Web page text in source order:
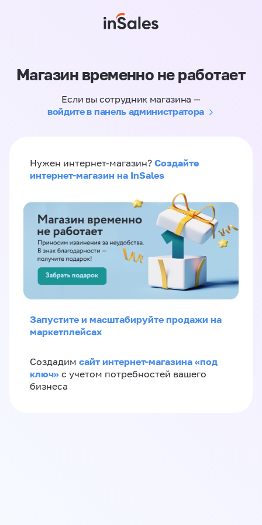
Магазин временно не работает
Если вы сотрудник магазина —
войдите в панель администратора
Нужен интернет-магазин? Создайте
интернет-магазин на InSales
Запустите и масштабируйте продажи на
маркетплейсах
Создадим сайт интернет-магазина «под
ключ» с учетом потребностей вашего
бизнеса